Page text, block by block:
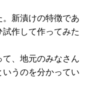
。新漬けの特徴であ
作して作ってみた
て、地元のみなさん
うのを分かってい